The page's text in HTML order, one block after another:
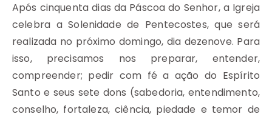
Após cinquenta dias da Páscoa do Senhor, a Igreja
celebra a Solenidade de Pentecostes, que será
realizada no próximo domingo, dia dezenove. Para
isso, precisamos nos preparar, entender,
compreender; pedir com fé a ação do Espírito
Santo e seus sete dons (sabedoria, entendimento,
conselho, fortaleza, ciência, piedade e temor de